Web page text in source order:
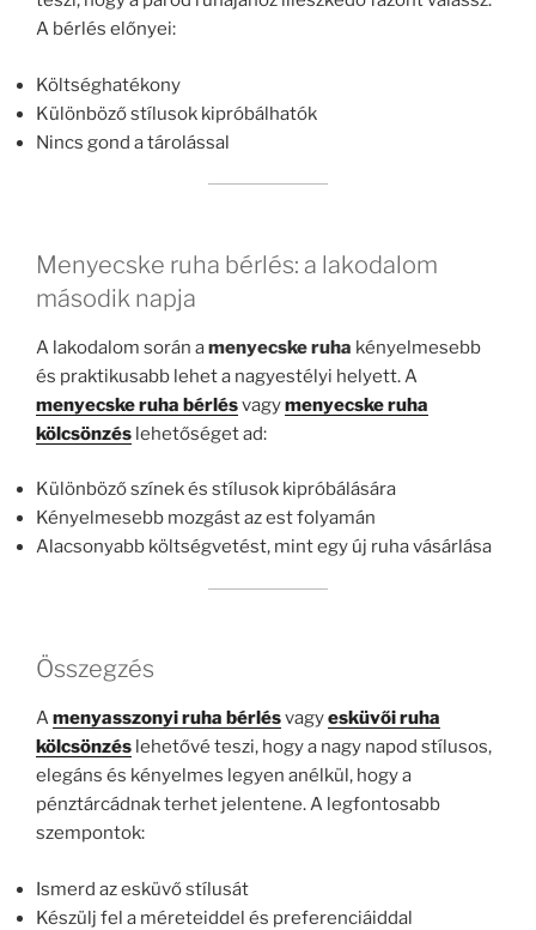
A bérlés előnyei:
Költséghatékony
Különböző stílusok kipróbálhatók
Nincs gond a tárolással
Menyecske ruha bérlés: a lakodalom
második napja
A lakodalom során amenyecske ruha kényelmesebb
és praktikusabb lehet a nagyestélyi helyett. A
menyecske ruha bérlésvagymenyecske ruha
kölcsönzés lehetőséget ad:
Különböző színek és stílusok kipróbálására
Kényelmesebb mozgást az est folyamán
Alacsonyabb költségvetést, mint egy új ruha vásárlása
Összegzés
Amenyasszonyi ruha bérlésvagyesküvői ruha
kölcsönzés lehetővé teszi, hogy a nagy napod stílusos,
elegáns és kényelmes legyen anélkül, hogy a
pénztárcádnak terhet jelentene. A legfontosabb
szempontok:
Ismerd az esküvő stílusát
Készülj fel a méreteiddel és preferenciáiddal